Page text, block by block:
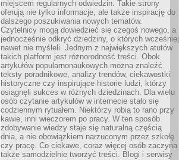
miejscem regularnych odwiedzin. Takie strony
oferują nie tylko informacje, ale także inspirację do
dalszego poszukiwania nowych tematów.
Czytelnicy mogą dowiedzieć się czegoś nowego, a
jednocześnie odkryć dziedziny, o których wcześniej
nawet nie myśleli. Jednym z największych atutów
takich platform jest różnorodność treści. Obok
artykułów popularnonaukowych można znaleźć
teksty poradnikowe, analizy trendów, ciekawostki
historyczne czy inspirujące historie ludzi, którzy
osiągnęli sukces w różnych dziedzinach. Dla wielu
osób czytanie artykułów w internecie stało się
codziennym rytuałem. Niektórzy robią to rano przy
kawie, inni wieczorem po pracy. W ten sposób
zdobywanie wiedzy staje się naturalną częścią
dnia, a nie obowiązkiem narzuconym przez szkołę
czy pracę. Co ciekawe, coraz więcej osób zaczyna
także samodzielnie tworzyć treści. Blogi i serwisy